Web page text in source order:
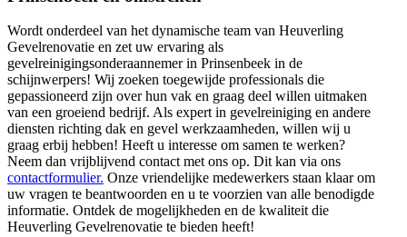
Wordt onderdeel van het dynamische team van Heuverling
Gevelrenovatie en zet uw ervaring als
gevelreinigingsonderaannemer in Prinsenbeek in de
schijnwerpers! Wij zoeken toegewijde professionals die
gepassioneerd zijn over hun vak en graag deel willen uitmaken
van een groeiend bedrijf. Als expert in gevelreiniging en andere
diensten richting dak en gevel werkzaamheden, willen wij u
graag erbij hebben! Heeft u interesse om samen te werken?
Neem dan vrijblijvend contact met ons op. Dit kan via ons
contactformulier. Onze vriendelijke medewerkers staan klaar om
uw vragen te beantwoorden en u te voorzien van alle benodigde
informatie. Ontdek de mogelijkheden en de kwaliteit die
Heuverling Gevelrenovatie te bieden heeft!